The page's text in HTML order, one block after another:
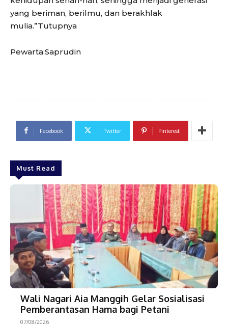
yang beriman, berilmu, dan berakhlak
mulia.”Tutupnya
Pewarta:Saprudin
Facebook Twitter Pinterest
Must Read
Wali Nagari Aia Manggih Gelar Sosialisasi
Pemberantasan Hama bagi Petani
07/08/2026